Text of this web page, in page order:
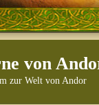
von
zur Welt von Andor